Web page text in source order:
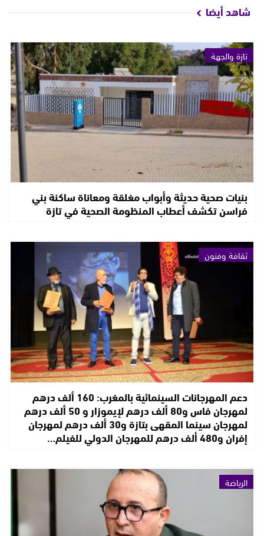
شاهد أيضا
تازة والجهة
بنيات صحية حديثة وأبواب مغلقة ومعاناة ساكنة بني
فراسن تكشف أعطاب المنظومة الصحية في تازة
ثقافة وفنون
دعم المهرجانات السينمائية بالمغرب: 160 ألف درهم
لمهرجان فاس و80 ألف درهم لإيموزار و 50 ألف درهم
لمهرجان سينما المقهى بتازة و30 ألف درهم لمهرجان
إفران و480 ألف درهم للمهرجان الدولي للفيلم…
الرياضة